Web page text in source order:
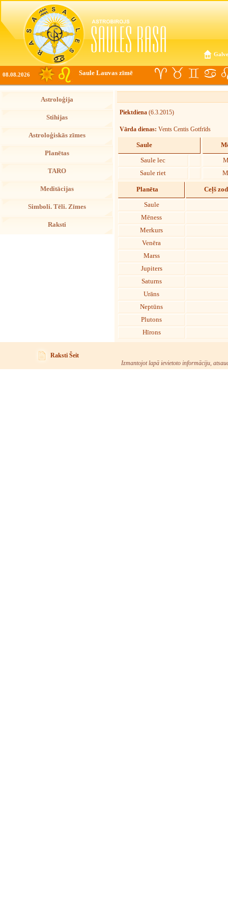
08.08.2026 Saule Lauvas zīmē
Astroloģija
Stihijas
Astroloģiskās zīmes
Planētas
TARO
Meditācijas
Simboli. Tēli. Zīmes
Raksti
Piektdiena (6.3.2015)
Vārda dienas: Vents Centis Gotfrīds
Saule
Saule lec
Saule riet
Planēta Ceļš
Saule
Mēness
Merkurs
Venēra
Marss
Jupiters
Saturns
Urāns
Neptūns
Plutons
Hīrons
Raksti Šeit
Izmantojot lapā ievietoto informāciju,